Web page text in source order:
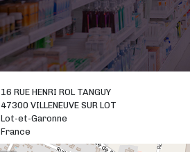
16 RUE HENRI ROL TANGUY
47300 VILLENEUVE SUR LOT
Lot-et-Garonne
France